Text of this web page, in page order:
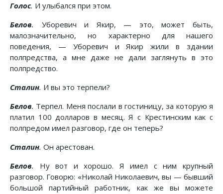
Голос. И улыбался при этом.
Белов. Уборевич и Якир, — это, может быть,
малозначительно, но характерно для нашего
поведения, — Уборевич и Якир жили в здании
полпредства, а мне даже не дали заглянуть в это
полпредство.
Сталин. И вы это терпели?
Белов. Терпел. Меня послали в гостиницу, за которую я
платил 100 долларов в месяц. Я с Крестинским как с
полпредом имел разговор, где он теперь?
Сталин. Он арестован.
Белов. Ну вот и хорошо. Я имел с ним крупный
разговор. Говорю: «Николай Николаевич, вы — бывший
большой партийный работник, как же вы можете